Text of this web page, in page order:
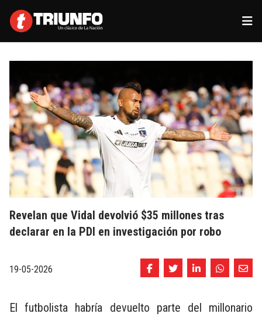
Revelan que Vidal devolvió $35 millones tras
declarar en la PDI en investigación por robo
19-05-2026
El futbolista habría devuelto parte del millonario